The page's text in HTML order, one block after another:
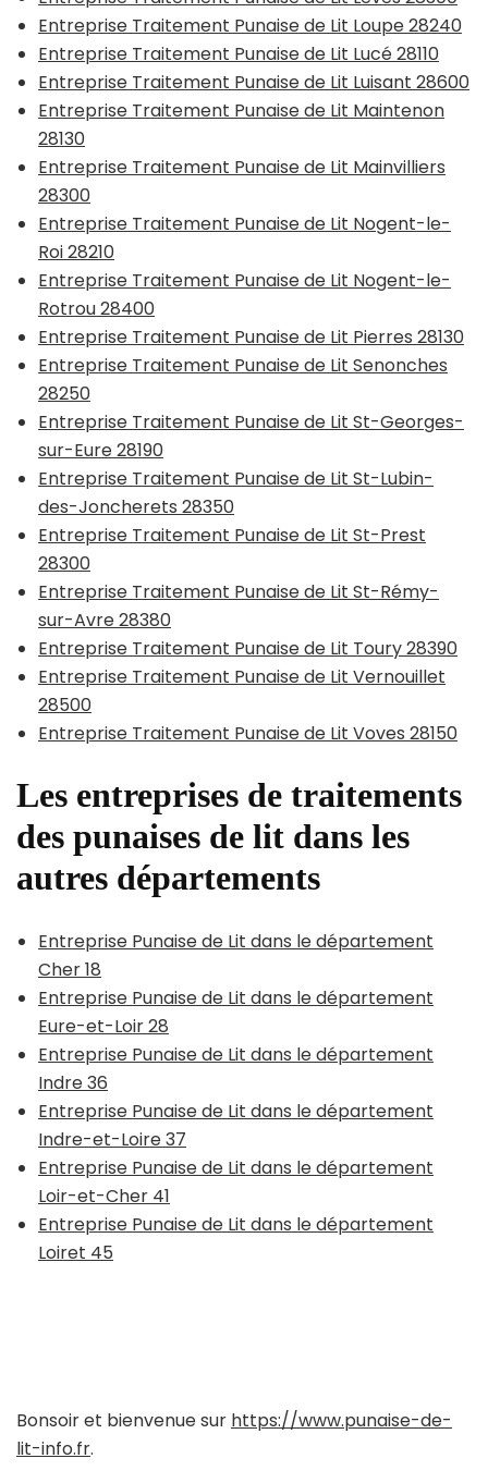
Entreprise Traitement Punaise de Lit Loupe 28240
Entreprise Traitement Punaise de Lit Lucé 28110
Entreprise Traitement Punaise de Lit Luisant 28600
Entreprise Traitement Punaise de Lit Maintenon
28130
Entreprise Traitement Punaise de Lit Mainvilliers
28300
Entreprise Traitement Punaise de Lit Nogent-le-
Roi 28210
Entreprise Traitement Punaise de Lit Nogent-le-
Rotrou 28400
Entreprise Traitement Punaise de Lit Pierres 28130
Entreprise Traitement Punaise de Lit Senonches
28250
Entreprise Traitement Punaise de Lit St-Georges-
sur-Eure 28190
Entreprise Traitement Punaise de Lit St-Lubin-
des-Joncherets 28350
Entreprise Traitement Punaise de Lit St-Prest
28300
Entreprise Traitement Punaise de Lit St-Rémy-
sur-Avre 28380
Entreprise Traitement Punaise de Lit Toury 28390
Entreprise Traitement Punaise de Lit Vernouillet
28500
Entreprise Traitement Punaise de Lit Voves 28150
Les entreprises de traitements
des punaises de lit dans les
autres départements
Entreprise Punaise de Lit dans le département
Cher 18
Entreprise Punaise de Lit dans le département
Eure-et-Loir 28
Entreprise Punaise de Lit dans le département
Indre 36
Entreprise Punaise de Lit dans le département
Indre-et-Loire 37
Entreprise Punaise de Lit dans le département
Loir-et-Cher 41
Entreprise Punaise de Lit dans le département
Loiret 45
Bonsoir et bienvenue sur https://www.punaise-de-
lit-info.fr.